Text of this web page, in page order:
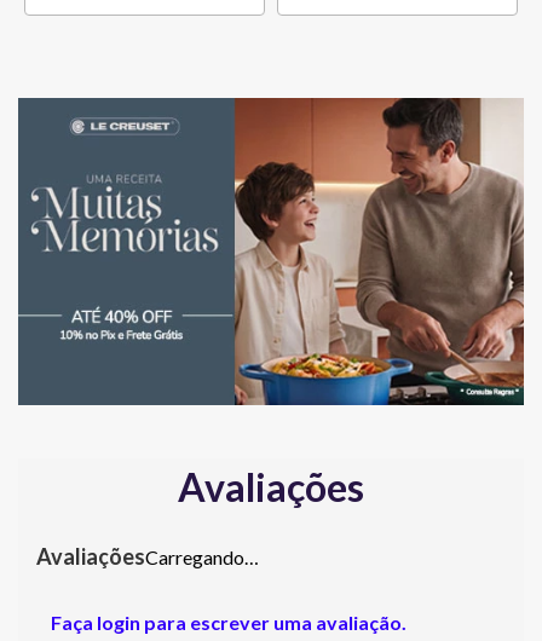
Avaliações
Carregando…
Faça login para escrever uma avaliação.